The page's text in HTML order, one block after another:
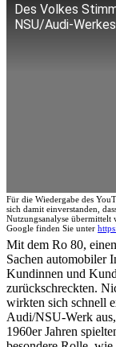
Des Volkes
NSU/Audi-
Für die Wiedergabe des
sich damit einverstanden,
Nutzungsanalyse
Google finden Sie unter
Mit dem Ro 80,
Sachen automobiler
Kundinnen und
zurückschreckten.
wirkten sich schnell
Audi/NSU-Werk
1960er Jahren